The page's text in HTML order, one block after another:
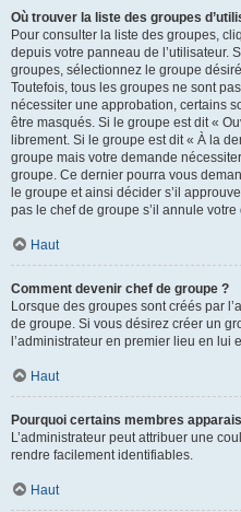
Où trouver la liste des groupes
Pour consulter la liste des groupes,
depuis votre panneau de l’utilisateur.
groupes, sélectionnez le groupe
Toutefois, tous les groupes ne sont
nécessiter une approbation, certains
être masqués. Si le groupe est dit «
librement. Si le groupe est dit « À la
groupe mais votre demande
groupe. Ce dernier pourra vous
le groupe et ainsi décider s’il
pas le chef de groupe s’il annule
Haut
Comment devenir chef de groupe ?
Lorsque des groupes sont créés par
de groupe. Si vous désirez créer un
l’administrateur en premier lieu en lui
Haut
Pourquoi certains membres
L’administrateur peut attribuer une
rendre facilement identifiables.
Haut